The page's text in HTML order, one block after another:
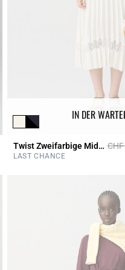
5 out of 5 Customer Rating
IN DER
Twist Zweifarbige Midikleid elfenbein
LAST CHANCE